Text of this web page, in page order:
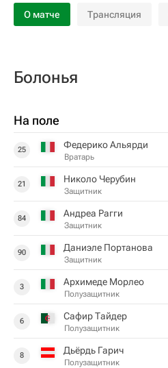
О матче Трансляция
Болонья
На поле
25 Федерико Альярди
Вратарь
21 Николо Черубин
Защитник
84 Андреа Рагги
Защитник
90 Даниэле Портанова
Защитник
3 Архимеде Морлео
Полузащитник
6 Сафир Тайдер
Полузащитник
8 Дьёрдь Гарич
Полузащитник